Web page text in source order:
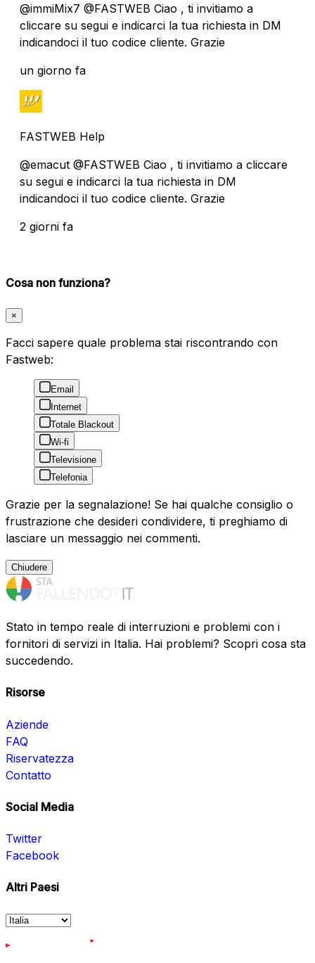
@immiMix7 @FASTWEB Ciao , ti invitiamo a
cliccare su segui e indicarci la tua richiesta in DM
indicandoci il tuo codice cliente. Grazie
un giorno fa
FASTWEB Help
@emacut @FASTWEB Ciao , ti invitiamo a cliccare
su segui e indicarci la tua richiesta in DM
indicandoci il tuo codice cliente. Grazie
2 giorni fa
Cosa non funziona?
×
Facci sapere quale problema stai riscontrando con
Fastweb:
Email
Internet
Totale Blackout
Wi-fi
Televisione
Telefonia
Grazie per la segnalazione! Se hai qualche consiglio o
frustrazione che desideri condividere, ti preghiamo di
lasciare un messaggio nei commenti.
Chiudere
Stato in tempo reale di interruzioni e problemi con i
fornitori di servizi in Italia. Hai problemi? Scopri cosa sta
succedendo.
Risorse
Aziende
FAQ
Riservatezza
Contatto
Social Media
Twitter
Facebook
Altri Paesi